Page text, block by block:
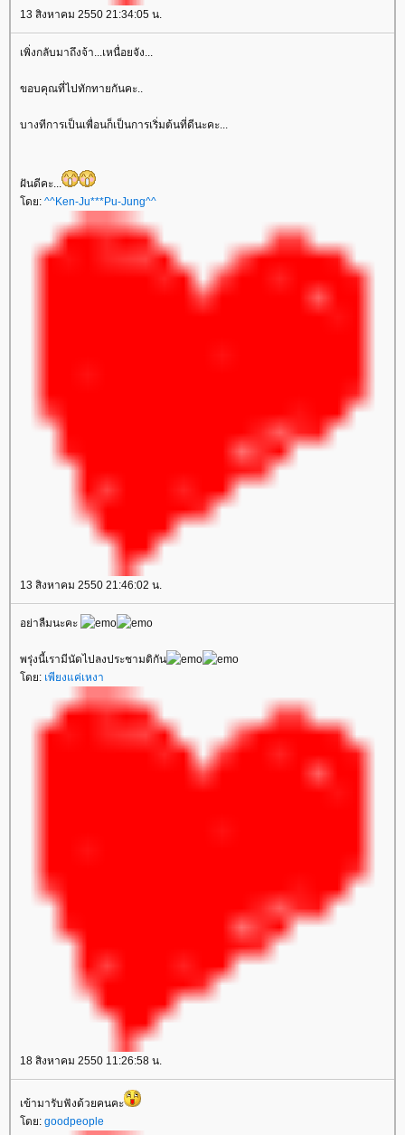
13 สิงหาคม 2550 21:34:05 น.
เพิ่งกลับมาถึงจ้า...เหนื่อยจัง...
ขอบคุณที่ไปทักทายกันคะ..
บางทีการเป็นเพื่อนก็เป็นการเริ่มต้นที่ดีนะคะ...
ฝันดีคะ...
ดย: ^^Ken-Ju***Pu-Jung^^
13 สิงหาคม 2550 21:46:02 น.
อย่าลืมนะคะ
พรุ่งนี้เรามีนัดไปลงประชามติกัน
ดย: เพียงแค่เหงา
18 สิงหาคม 2550 11:26:58 น.
เข้ามารับฟังด้วยคนคะ
ดย: goodpeople